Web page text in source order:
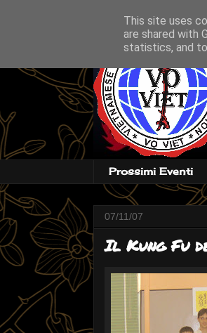
Prossimi Eventi
07/11/07
Il Kung Fu
This site uses
are shared with
statistics, and